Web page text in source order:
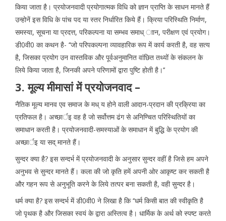
किया जाता है। प्रयोजनवादी प्रयोगात्मक विधि को ज्ञान प्राप्ति के साधन मानते हैं
उन्होनें इस विधि के पांच पद या स्तर निर्धारित किये हैं। क्रिया परिस्थिति निर्माण,
समस्या, सूचना या प्रदत्त, परिकल्पना या सम्भव समाध् ाान, परीक्षण एवं प्रयोग।
डी0वी0 का कथन है- ‘‘जो परिपकल्पना व्यावहारिक रूप में कार्य करती है, वह सत्य
है, जिसका प्रयोग उन वास्तविक और पूर्वअनुमानित वांछित तथ्यों के संकलन के
लिये किया जाता है, जिनकी अपने परिणामों द्वारा पुष्टि होती है।’’
3. मूल्य मीमासां में प्रयोजनवाद –
नैतिक मूल्य मानव एव समाज के मध् य होने वाली आदान-प्रदान की प्रक्रिया का
प्रतिफल है। अच्छार्इ वह है जो सर्वोत्तम ढंग से अनिण्चित परिस्थितियों का
समाधान करती है। प्रयोजनवादी-समस्याओं के समाधान में बुद्धि के प्रयोग की
अच्छार्इ या सद् मानते हैं।
सुन्दर क्या है? इस सन्दर्भ में प्रयोजनवादी के अनुसार सुन्दर वहीं है जिसे हम अपने
अनुभव से सुन्दर मानते हैं। कला की जो कृति हमें अपनी ओर आकृष्ट कर सकती है
और गहन रूप से अनुभूति करने के लिये तत्पर बना सकती है, वही सुन्दर है।
धर्म क्या है? इस सन्दर्भ में डी0वी0 ने लिखा है कि ‘‘धर्म किसी बात की स्वीकृति है
जो पृथक है और जिसका स्वयं के द्वारा अस्तित्व है। धार्मिक के अर्थ को स्पष्ट करते